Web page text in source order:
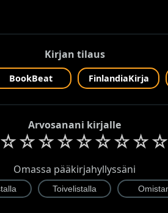
Kirjan tilaus
BookBeat FinlandiaKirja
Arvosanani kirjalle
☆☆☆☆☆☆☆☆☆
Omassa pääkirjahyllyssäni